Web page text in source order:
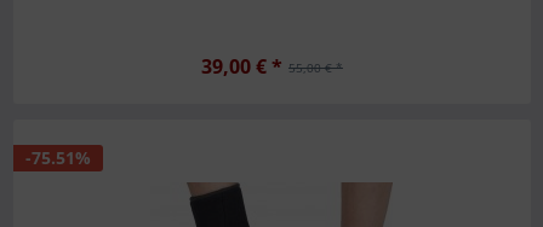
55,00 € *
39,00 € *
-75.51%